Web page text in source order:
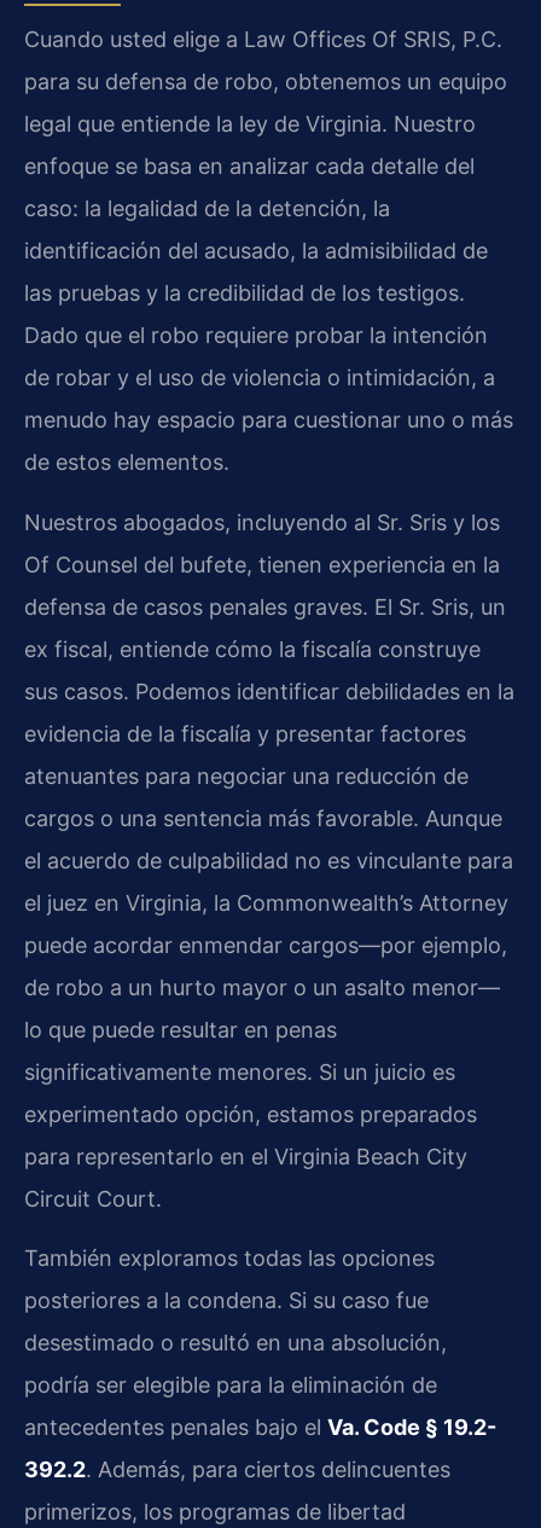
Cuando usted elige a Law Offices Of SRIS, P.C.
para su defensa de robo, obtenemos un equipo
legal que entiende la ley de Virginia. Nuestro
enfoque se basa en analizar cada detalle del
caso: la legalidad de la detención, la
identificación del acusado, la admisibilidad de
las pruebas y la credibilidad de los testigos.
Dado que el robo requiere probar la intención
de robar y el uso de violencia o intimidación, a
menudo hay espacio para cuestionar uno o más
de estos elementos.
Nuestros abogados, incluyendo al Sr. Sris y los
Of Counsel del bufete, tienen experiencia en la
defensa de casos penales graves. El Sr. Sris, un
ex fiscal, entiende cómo la fiscalía construye
sus casos. Podemos identificar debilidades en la
evidencia de la fiscalía y presentar factores
atenuantes para negociar una reducción de
cargos o una sentencia más favorable. Aunque
el acuerdo de culpabilidad no es vinculante para
el juez en Virginia, la Commonwealth’s Attorney
puede acordar enmendar cargos—por ejemplo,
de robo a un hurto mayor o un asalto menor—
lo que puede resultar en penas
significativamente menores. Si un juicio es
experimentado opción, estamos preparados
para representarlo en el Virginia Beach City
Circuit Court.
También exploramos todas las opciones
posteriores a la condena. Si su caso fue
desestimado o resultó en una absolución,
podría ser elegible para la eliminación de
antecedentes penales bajo el Va. Code § 19.2-
392.2. Además, para ciertos delincuentes
primerizos, los programas de libertad